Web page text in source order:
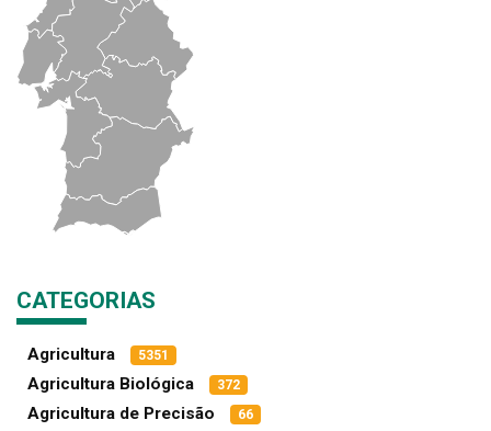
CATEGORIAS
Agricultura 5351
Agricultura Biológica 372
Agricultura de Precisão 66